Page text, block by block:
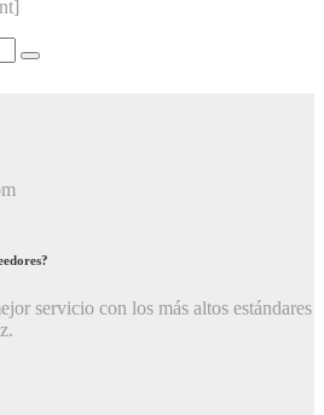
servicio con los más altos estándares